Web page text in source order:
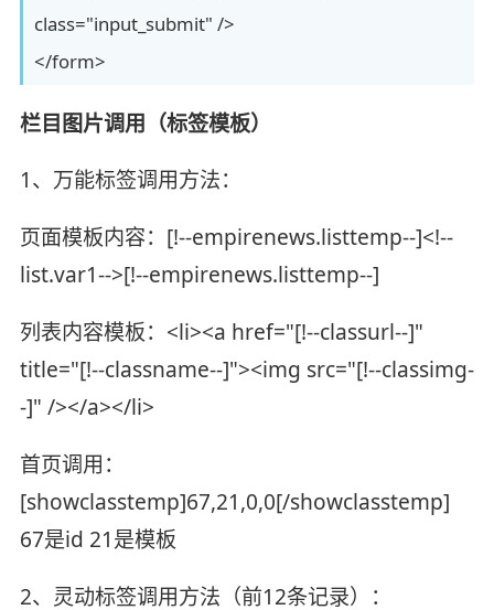
class="input_submit" />
</form>
栏目图片调用（标签模板）
1、万能标签调用方法：
页面模板内容：[!--empirenews.listtemp--]<!--
list.var1-->[!--empirenews.listtemp--]
列表内容模板：<li><a href="[!--classurl--]"
title="[!--classname--]"><img src="[!--classimg-
-]" /></a></li>
首页调用：
[showclasstemp]67,21,0,0[/showclasstemp]
67是id 21是模板
2、灵动标签调用方法（前12条记录）：